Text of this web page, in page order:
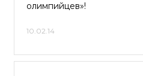
олимпийцев»!
10.02.14